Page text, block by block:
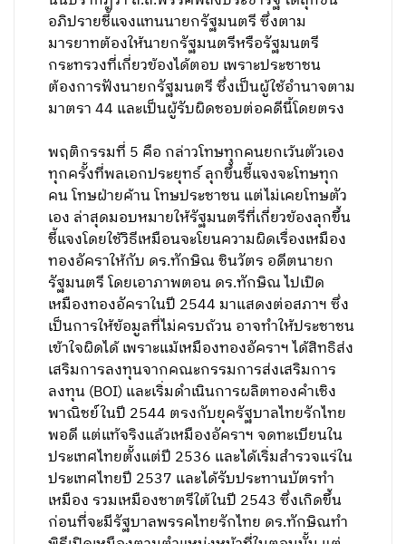
อภิปรายชี้แจงแทนนายกรัฐมนตรี ซึ่งตาม
มารยาทต้องให้นายกรัฐมนตรีหรือรัฐมนตรี
กระทรวงที่เกี่ยวข้องได้ตอบ เพราะประชาชน
ต้องการฟังนายกรัฐมนตรี ซึ่งเป็นผู้ใช้อำนาจตาม
มาตรา 44 และเป็นผู้รับผิดชอบต่อคดีนี้โดยตรง
พฤติกรรมที่ 5 คือ กล่าวโทษทุกคนยกเว้นตัวเอง
ทุกครั้งที่พลเอกประยุทธ์ ลุกขึ้นชี้แจงจะโทษทุก
คน โทษฝ่ายค้าน โทษประชาชน แต่ไม่เคยโทษตัว
เอง ล่าสุดมอบหมายให้รัฐมนตรีที่เกี่ยวข้องลุกขึ้น
ชี้แจงโดยใช้วิธีเหมือนจะโยนความผิดเรื่องเหมือง
ทองอัคราให้กับ ดร.ทักษิณ ชินวัตร อดีตนายก
รัฐมนตรี โดยเอาภาพตอน ดร.ทักษิณ ไปเปิด
เหมืองทองอัคราในปี 2544 มาแสดงต่อสภาฯ ซึ่ง
เป็นการให้ข้อมูลที่ไม่ครบถ้วน อาจทำให้ประชาชน
เข้าใจผิดได้ เพราะแม้เหมืองทองอัคราฯ ได้สิทธิส่ง
เสริมการลงทุนจากคณะกรรมการส่งเสริมการ
ลงทุน (BOI) และเริ่มดำเนินการผลิตทองคำเชิง
พาณิชย์ในปี 2544 ตรงกับยุครัฐบาลไทยรักไทย
พอดี แต่แท้จริงแล้วเหมืองอัคราฯ จดทะเบียนใน
ประเทศไทยตั้งแต่ปี 2536 และได้เริ่มสำรวจแร่ใน
ประเทศไทยปี 2537 และได้รับประทานบัตรทำ
เหมือง รวมเหมืองชาตรีใต้ในปี 2543 ซึ่งเกิดขึ้น
ก่อนที่จะมีรัฐบาลพรรคไทยรักไทย ดร.ทักษิณทำ